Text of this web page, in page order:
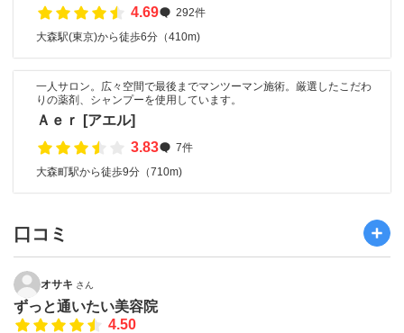
4.69
292件
大森駅(東京)から徒歩6分（410m)
一人サロン。広々空間で最後までマンツーマン施術。厳選したこだわ
りの薬剤、シャンプーを使用しています。
Ａｅｒ [アエル]
3.83
7件
大森町駅から徒歩9分（710m)
口コミ
オサキ さん
ずっと通いたい美容院
4.50